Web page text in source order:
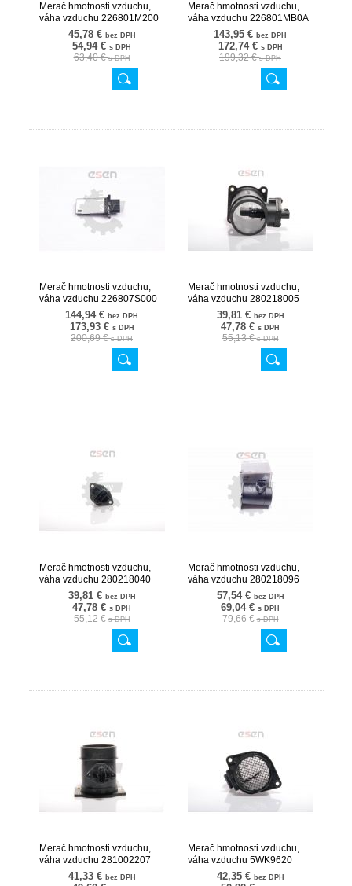
Merač hmotnosti vzduchu,
váha vzduchu 226801M200
07SKV10145,78 € bez DPH
54,94 € s DPH
63,40 €s DPH
Merač hmotnosti vzduchu,
váha vzduchu 226801MB0A
07SKV109143,95 € bez DPH
172,74 € s DPH
199,32 €s DPH
Merač hmotnosti vzduchu,
váha vzduchu 226807S000
07SKV111144,94 € bez DPH
173,93 € s DPH
200,69 €s DPH
Merač hmotnosti vzduchu,
váha vzduchu 280218005
07SKV03839,81 € bez DPH
47,78 € s DPH
55,13 €s DPH
Merač hmotnosti vzduchu,
váha vzduchu 280218040
07SKV05139,81 € bez DPH
47,78 € s DPH
55,12 €s DPH
Merač hmotnosti vzduchu,
váha vzduchu 280218096
07SKV06057,54 € bez DPH
69,04 € s DPH
79,66 €s DPH
Merač hmotnosti vzduchu,
váha vzduchu 281002207
07SKV07541,33 € bez DPH
Merač hmotnosti vzduchu,
váha vzduchu 5WK9620
07SKV12542,35 € bez DPH